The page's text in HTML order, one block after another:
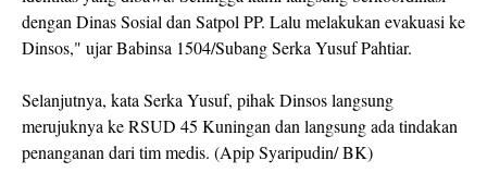
dengan Dinas Sosial dan Satpol PP. Lalu melakukan evakuasi ke
Dinsos," ujar Babinsa 1504/Subang Serka Yusuf Pahtiar.
Selanjutnya, kata Serka Yusuf, pihak Dinsos langsung
merujuknya ke RSUD 45 Kuningan dan langsung ada tindakan
penanganan dari tim medis. (Apip Syaripudin/ BK)